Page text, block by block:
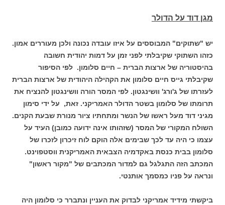
מגן דוד על הדולר
יש "שתוקים" המבוססים על איזו עובדה נכונה ולכן מעוררים אמון.
כזהו השתוקי שקיבלתי לפני זמן על דמות יהודית חשובה
בהיסטוריה של ארצות הברית – חיים סלומון. לפי הסיפור
שקיבלתי גייס חיים סלומון את הקהילה היהודית של ארצות הברית
לעזרתו של ג'ורג' וושינגטון. לפי המסר הורה וושינגטון להנציח את
תרומתו של סלומון בשטר הדולר האמריקני. זאת, על ידי סימון
מגיני דוד מעל ראשו של הנשר ומתחתיו ציור מנורת שבעת הקנים.
השולח המקורי של המסר (שזהותו אינה ידועה כמובן) העיד על
עצמו כי היה עד לכך שבימים אלה הוקם לוח זיכרון לזכרו של
סלומון בבית כנסת באקדמיה הצבאית האמריקנית ווסטפוינט.
המכתב הזה התגלגל גם למדור המכתבים של "מקור ראשון"
ונראה על פניו כמסמך אותנטי.
ביקשתי מידיד אמריקני לבדוק את העניין ונתברר כי סלומון היה